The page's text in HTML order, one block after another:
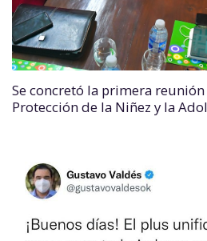
Se concretó la primera
Protección de la Niñez y la